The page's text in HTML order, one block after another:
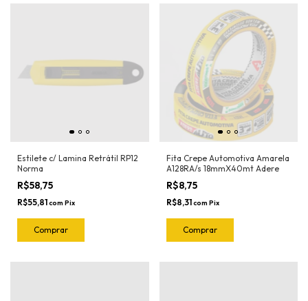
Estilete c/ Lamina Retrátil RP12
Norma
R$58,75
R$55,81com Pix
Fita Crepe Automotiva Amarela
A128RA/s 18mmX40mt Adere
R$8,75
R$8,31com Pix